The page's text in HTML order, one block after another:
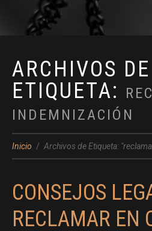
ARCHIVOS DE
ETIQUETA:
INDEMNIZACIÓN
Inicio Archivos de Etiqueta:
CONSEJOS
RECLAMAR EN